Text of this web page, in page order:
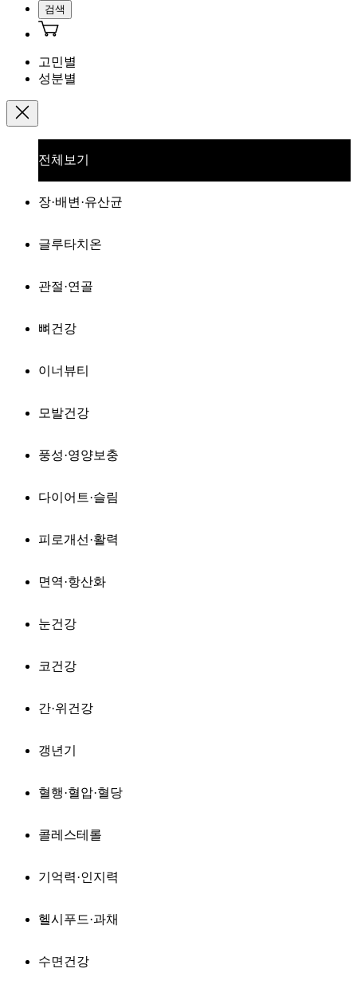
검색
고민별
성분별
전체보기
장·배변·유산균
글루타치온
관절·연골
뼈건강
이너뷰티
모발건강
풍성·영양보충
다이어트·슬림
피로개선·활력
면역·항산화
눈건강
코건강
간·위건강
갱년기
혈행·혈압·혈당
콜레스테롤
기억력·인지력
헬시푸드·과채
수면건강